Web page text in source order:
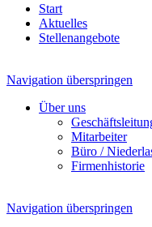
Start
Aktuelles
Stellenangebote
Navigation überspringen
Über uns
Mitarbeiter
Büro /
Firmenhistorie
Navigation überspringen